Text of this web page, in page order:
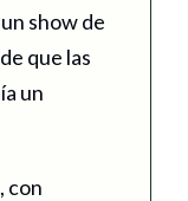
show de
que las
un
con